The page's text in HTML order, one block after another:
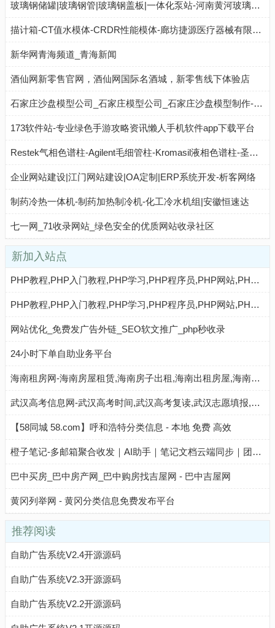
玻璃钢储罐|玻璃钢管|玻璃钢盖板|一体化泵站-河南黄河玻璃钢容器管道厂家
描计箱-CT值水模体-CRDR性能模体-廊坊捷源医疗器械有限公司
新华网青海频道_青海新闻
酒仙网新零售官网，酒仙网国际名酒城，新零售线下体验店
石家庄沙盘模型公司_石家庄模型公司_石家庄沙盘模型制作-沙盘模型制作厂家
173软件站-专业绿色手游攻略资讯懒人手机软件app下载平台
Restek气相色谱柱-Agilent毛细管柱-Kromasil液相色谱柱-圣一恒德（北京）科技有限公司
企业网站建设|江门网站建设|OA定制|ERP系统开发-析客网络
制药冷热一体机-制药加热制冷机-化工冷水机组|安徽恒速达
七一网_71收录网站_绿色安全的优质网站收录社区
新加入站点
PHP教程,PHP入门教程,PHP学习,PHP程序员,PHP网站,PHP视频教程,Mysql教程,CMS教程,AI秒收录 - AI秒收录
PHP教程,PHP入门教程,PHP学习,PHP程序员,PHP网站,PHP视频教程,Mysql教程,CMS教程,AI收录网 - AI收录网
网站优化_免费发广告外链_SEO软文推广_php秒收录
24小时下单自助业务平台
海南租房网-海南房屋租赁,海南房子出租,海南出租房屋,海南房地产中介,海南个人租房信息
武汉高考信息网-武汉高考时间,武汉高考复读,武汉志愿填报,武汉高考分数线,武汉高考成绩查询
【58同城 58.com】呼和浩特分类信息 - 本地 免费 高效
橙子笔记-多邮箱聚合收发｜AI助手｜笔记文档云端同步｜团队与个人高效协作工具
巴中买房_巴中房产网_巴中购房找吉屋网 - 巴中吉屋网
黄冈列举网 - 黄冈分类信息免费发布平台
推荐阅读
自助广告系统V2.4开源源码
自助广告系统V2.3开源源码
自助广告系统V2.2开源源码